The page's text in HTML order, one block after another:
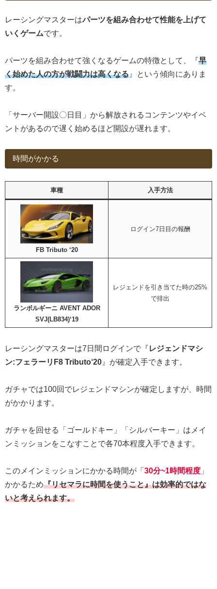
レーシングマスターはパーツを組み合わせて性能を上げて
いくゲームです。
パーツを組み合わせて強くなるゲームの特徴として、『早
く始めた人の方が戦闘力は高くなる 』という傾向にありま
す。
「サーバー開設〇日目」から解放されるコンテンツやイベ
ントがあるので遅く始めるほど開設が遅れます。
時間がかかる
車種 入手方法
FB Tributo ‘20
ログイン7日目の報酬
ランボルギーニ AVENT ADOR
SVJ(LB834)‘19
レジェンドを引き当てた時の25%
で排出
レーシングマスターは7日間ログインで『レジェンドマシ
ン:フェラーリF8 Tributo‘20 』が確定入手できます。
ガチャでは100回でレジェンドマシンが確定しますが、時間
がかかります。
ガチャを回せる「ゴールドキー」「シルバーキー」はメイ
ンミッションをこなすことで各70本程度入手できます。
このメインミッションにかかる時間が「 30分~1時間程度 」
かかるため『リセマラに時間を使うこと』は効率的ではな
いと考えられます。